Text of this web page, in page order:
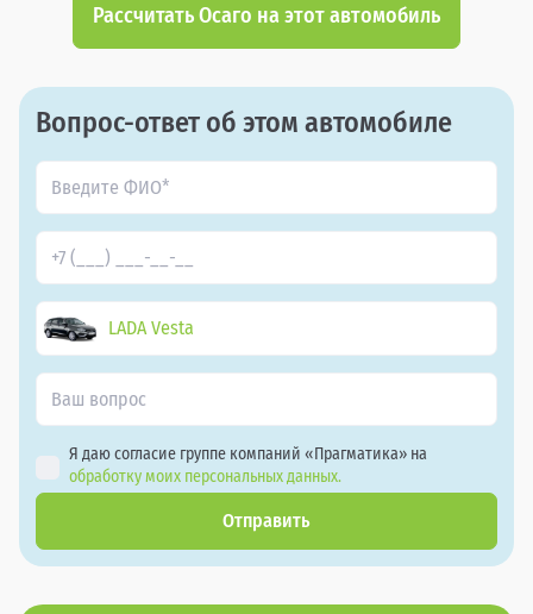
Рассчитать Осаго на этот автомобиль
Вопрос-ответ об этом автомобиле
LADA Vesta
Я даю согласие группе компаний «Прагматика» на
обработку моих персональных данных.
Отправить